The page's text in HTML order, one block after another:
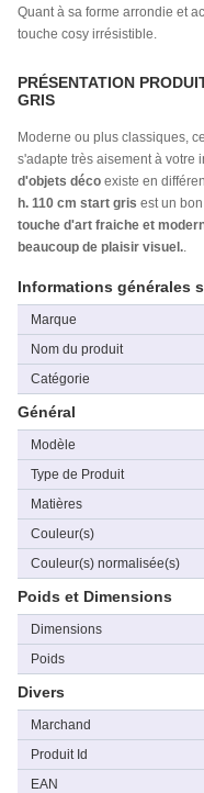
Quant à sa forme arrondie et
touche cosy irrésistible.
PRÉSENTATION
GRIS
Moderne ou plus classiques,
s'adapte très aisement à votre
d'objets déco existe en
h. 110 cm start gris est un
touche d'art fraiche et
beaucoup de plaisir visuel..
Informations générales
Marque
Nom du produit
Catégorie
Général
Modèle
Type de Produit
Matières
Couleur(s)
Couleur(s) normalisée(s)
Poids et Dimensions
Dimensions
Poids
Divers
Marchand
Produit Id
EAN